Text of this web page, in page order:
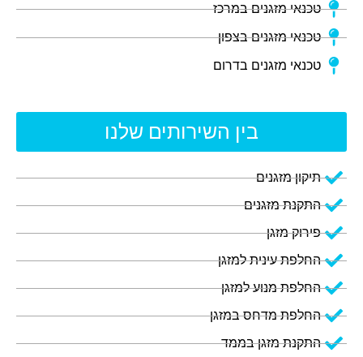
טכנאי מזגנים במרכז
טכנאי מזגנים בצפון
טכנאי מזגנים בדרום
בין השירותים שלנו
תיקון מזגנים
התקנת מזגנים
פירוק מזגן
החלפת עינית למזגן
החלפת מנוע למזגן
החלפת מדחס במזגן
התקנת מזגן בממד